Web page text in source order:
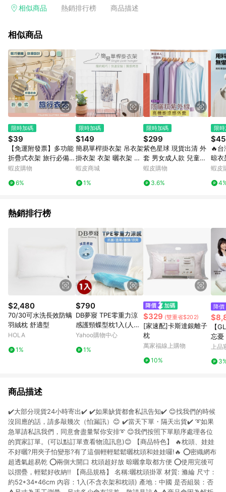
Smart mobile、神腦生活、JS巨盛、樂天KOBO電子書，請詳閱
台灣樂天市場，並在同一瀏覽器於24小時內結帳，才享有 LINE
市場 45 天內完成訂單出貨及結帳，則不符合贈點資格。 (4) 如
使用APP、或中途瀏覽比價網、回饋網、Google等其他網頁、或
由網頁版(電腦版/手機版網頁)切換為App都將會造成追蹤中斷而
無法進行 LINE POINTS 回饋。 (5) LINE 購物為購物資訊整合性
平台，商品資料更新會有時間差，如顯示之商品規格、顏色、價
位、贈品與台灣樂天市場銷售網頁不符，以銷售網頁標示為準。
(6) 導購訂單已逾 365 天，根據台灣樂天回饋規定，逾期訂單將
點數回饋或點數回饋有爭議，台灣樂天市場保有更改條款與法律
追訴之權利，活動詳情以樂天市場網站公告為準。
相似商品 熱銷排行榜 商品描述
相似商品
限時加碼
$39
【免運附發票】多功能
折疊式衣架 旅行必備防
滑曬衣架 輕便摺疊好收
成人兒童皆可用 掛衣夾
蝦皮購物
6%
限時加碼
$149
簡易單桿掛衣架 吊衣架
掛衣架 衣架 曬衣架 晾
衣架 單桿衣架 單桿吊
衣架 衣櫥架【A197】
蝦皮商城
1%
限時加碼
$299
紫色星球 現貨出清 外
套 男女成人款 兒童款
防曬外套 涼感外套【F
紫外線 薄外套 M-4XL
蝦皮購物
3.6%
限
$45
🔥
晾衣
室內
掛式
蝦皮
熱銷排行榜
$2,480
70/30可水洗長效防螨
羽絨枕 舒適型
HOLA
1%
$790
DB夢寢 TPE零重力涼
感護頸蝶型枕1入(人體
工學/果膠記憶枕/記憶
Yahoo購物中心
1%
$329 (雙重省$202)
[家速配]卡斯達銀離子
枕
萬家福線上購物
10%
降價
【
忘憂
上
商品描述
✔️大部分現貨24小時寄出✔️ ✔️如果缺貨都會私訊告知✔️ 😊找我們的時候
沒回應的話，請多敲幾次（怕漏訊）😊 ✔️當天下單・隔天出貨✔️ ➰如果
急單請私訊我們，同意會盡量幫你安排➰ 😊我們按照下單順序處理各位
的買家訂單。(可以點訂單查看物流訊息)😊 【商品特色】 🔥枕頭、娃娃
不好曬?用夾子怕變形?有了這個輕輕鬆鬆曬枕頭和娃娃囉!🔥 ⭕密織網布
超透氣超易乾 ⭕️兩側大開口 枕頭超好放 晾曬拿取都方便 ⭕️使用完後可
以摺疊，輕鬆好收納!! 【商品規格】 名稱:曬枕頭掛罩 材質: 滌綸 尺寸：
約52*34*46cm 內容：1入(不含衣架和枕頭) 產地：中國 是否組裝：否